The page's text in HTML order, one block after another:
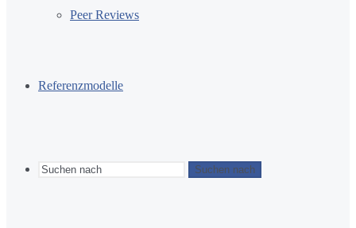
Peer Reviews
Referenzmodelle
Suchen nach